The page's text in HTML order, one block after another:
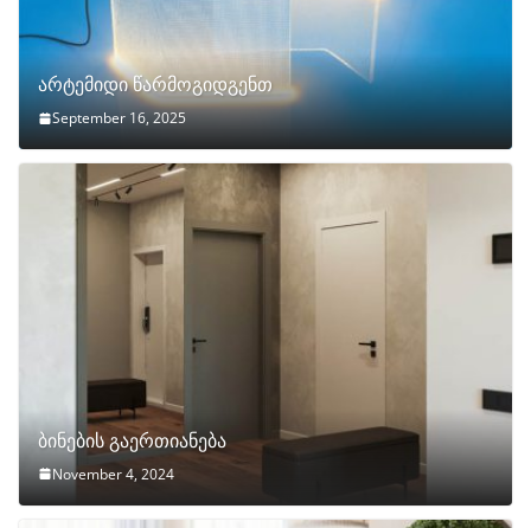
არტემიდი წარმოგიდგენთ
September 16, 2025
ბინების გაერთიანება
November 4, 2024